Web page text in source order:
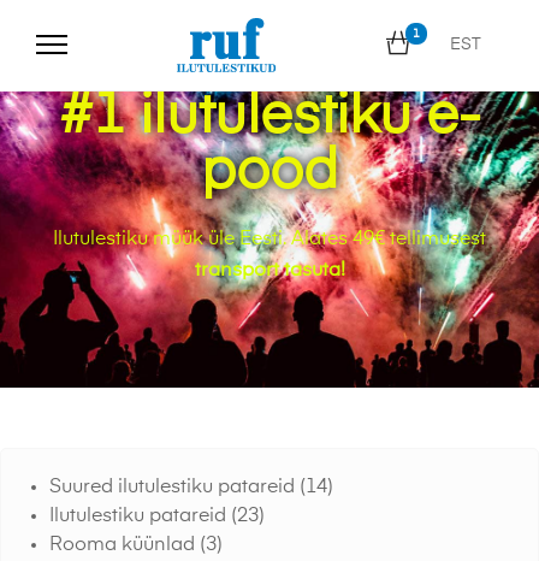
1
EST
#1 ilutulestiku e-
pood
Ilutulestiku müük üle Eesti. Alates 49€ tellimusest
transport tasuta!
Suured ilutulestiku patareid (14)
Ilutulestiku patareid (23)
Rooma küünlad (3)